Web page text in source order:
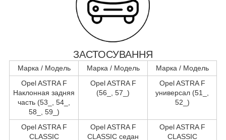
ЗАСТОСУВАННЯ
Марка / Модель Марка / Модель
Марка / Модель
Opel ASTRA F
Наклонная задняя
часть (53_, 54_,
58_, 59_)
Opel ASTRA F
(56_, 57_)
Opel ASTRA F
универсал (51_,
52_)
Opel ASTRA F
CLASSIC
Opel ASTRA F
CLASSIC седан
Opel ASTRA F
CLASSIC